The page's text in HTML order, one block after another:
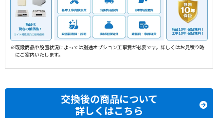
※既設商品や設置状況によっては別途オプション工事費が必要です。詳しくはお見積り時
にご案内いたします。
交換後の商品について
詳しくはこちら